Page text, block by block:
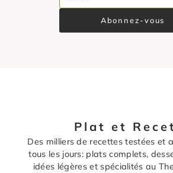
Abonnez-vous
Plat et
Des milliers de recettes testées et
tous les jours: plats complets,
idées légères et spécialités au